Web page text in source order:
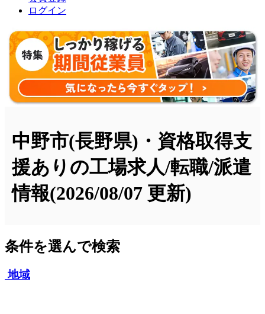
ログイン
中野市(長野県)・資格取得支
援ありの工場求人/転職/派遣
情報(2026/08/07 更新)
条件を選んで検索
地域